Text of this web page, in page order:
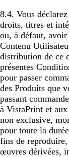
8.4. Vous
droits, titres et
ou, à défaut, avoir
Contenu
distribution de ce
présentes
pour passer
des Produits que
passant
à VistaPrint et
non exclusive,
pour toute la
fins de reproduire,
œuvres dérivées,